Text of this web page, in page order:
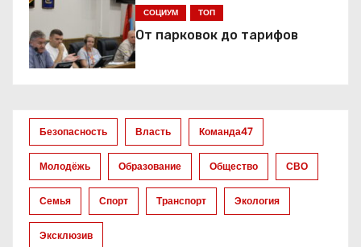
я
п
з
а
п
и
СОЦИУМ ТОП
От парковок до тарифов
Безопасность Власть Команда47
Молодёжь Образование Общество СВО
Семья Спорт Транспорт Экология
Эксклюзив